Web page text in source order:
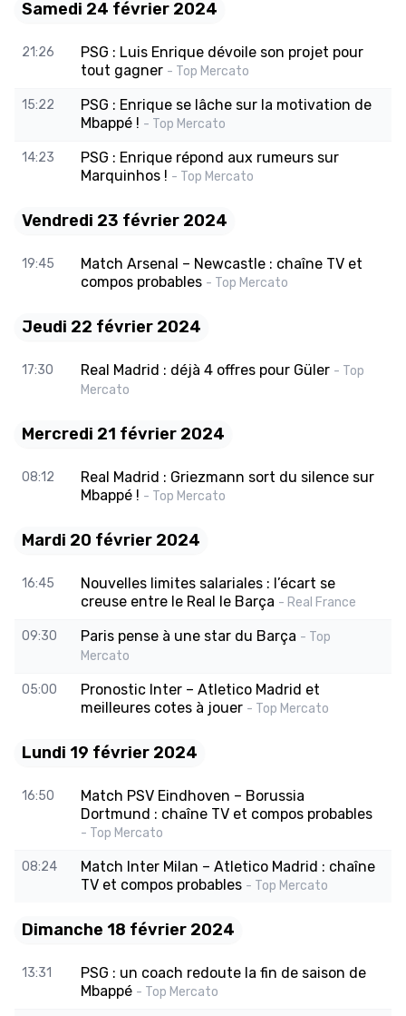
Samedi 24 février 2024
21:26
PSG : Luis Enrique dévoile son projet pour
tout gagner - Top Mercato
15:22
PSG : Enrique se lâche sur la motivation de
Mbappé ! - Top Mercato
14:23
PSG : Enrique répond aux rumeurs sur
Marquinhos ! - Top Mercato
Vendredi 23 février 2024
19:45
Match Arsenal – Newcastle : chaîne TV et
compos probables - Top Mercato
Jeudi 22 février 2024
17:30 Real Madrid : déjà 4 offres pour Güler - Top
Mercato
Mercredi 21 février 2024
08:12
Real Madrid : Griezmann sort du silence sur
Mbappé ! - Top Mercato
Mardi 20 février 2024
16:45
Nouvelles limites salariales : l’écart se
creuse entre le Real le Barça - Real France
09:30 Paris pense à une star du Barça - Top
Mercato
05:00
Pronostic Inter – Atletico Madrid et
meilleures cotes à jouer - Top Mercato
Lundi 19 février 2024
16:50
Match PSV Eindhoven – Borussia
Dortmund : chaîne TV et compos probables
- Top Mercato
08:24
Match Inter Milan – Atletico Madrid : chaîne
TV et compos probables - Top Mercato
Dimanche 18 février 2024
13:31
PSG : un coach redoute la fin de saison de
Mbappé - Top Mercato